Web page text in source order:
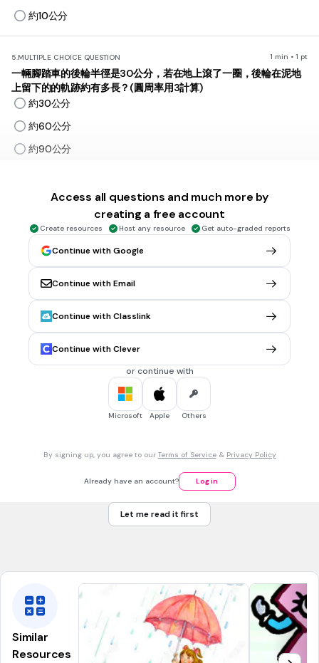
約10公分
5.MULTIPLE CHOICE QUESTION 1 min • 1 pt
一輛腳踏車的後輪半徑是30公分，若在地上滾了一圈，後輪在泥地
上留下的的軌跡約有多長？(圓周率用3計算)
約30公分
約60公分
約90公分
MULTIPLE CHOICE QUESTION
如圖圓周長是108公尺，丙和丁合起來約是多少？(圓周率用3計算)
約54公尺
約80公尺
約108公尺
約200公尺
如圖的齒輪，如果大圓轉1圈，小圓會轉2圈，大圓的直徑是8公分，
Access all questions and much more by
creating a free account
Create resources Host any resource Get auto-graded reports
Continue with Google
Continue with Email
Continue with Classlink
Continue with Clever
or continue with
Microsoft Apple Others
By signing up, you agree to our Terms of Service& Privacy Policy
Already have an account? Log in
Let me read it first
Similar
Resources